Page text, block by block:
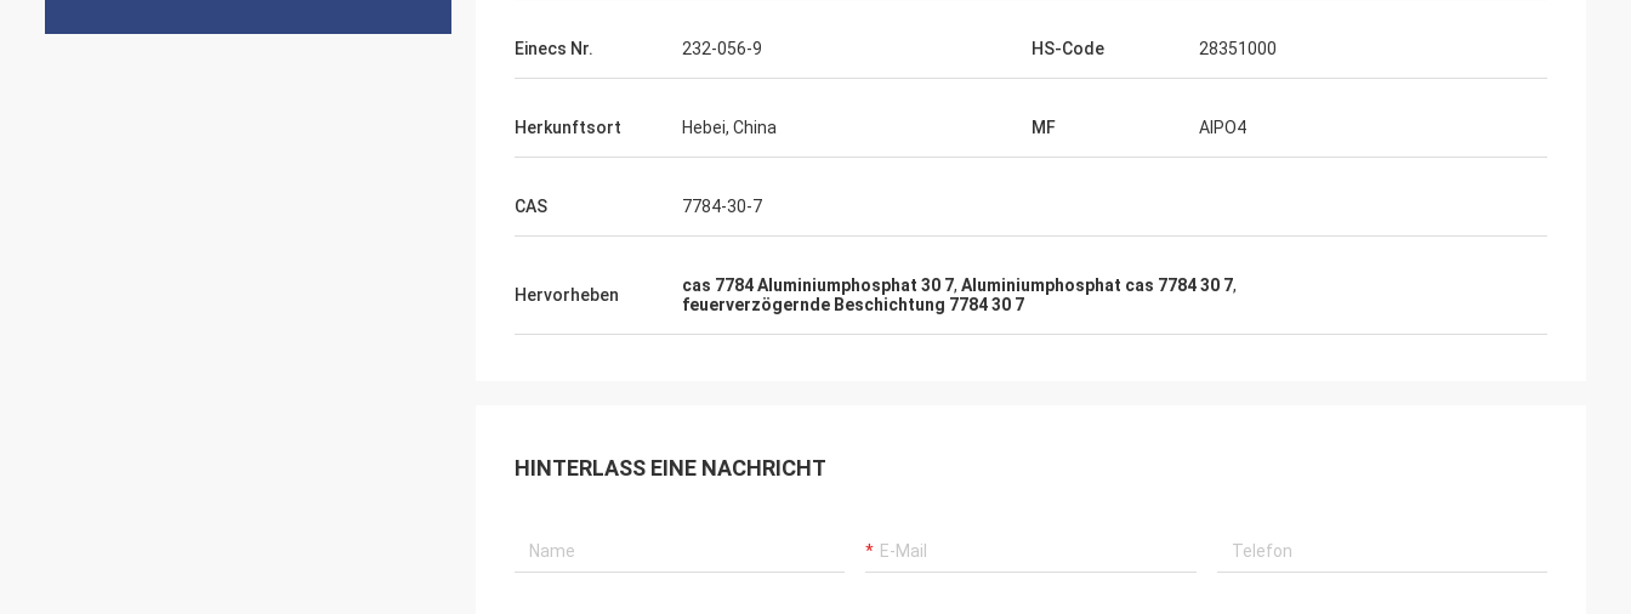
Einecs Nr. 232-056-9 HS-Code 28351000
Herkunftsort Hebei, China MF AlPO4
CAS 7784-30-7
Hervorheben cas 7784 Aluminiumphosphat 30 7, Aluminiumphosphat cas 7784 30 7,
feuerverzögernde Beschichtung 7784 30 7
HINTERLASS EINE NACHRICHT